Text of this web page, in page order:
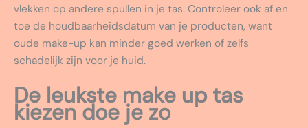
vlekken op andere spullen in je tas. Controleer ook af en
toe de houdbaarheidsdatum van je producten, want
oude make-up kan minder goed werken of zelfs
schadelijk zijn voor je huid.
De leukste make up tas
kiezen doe je zo